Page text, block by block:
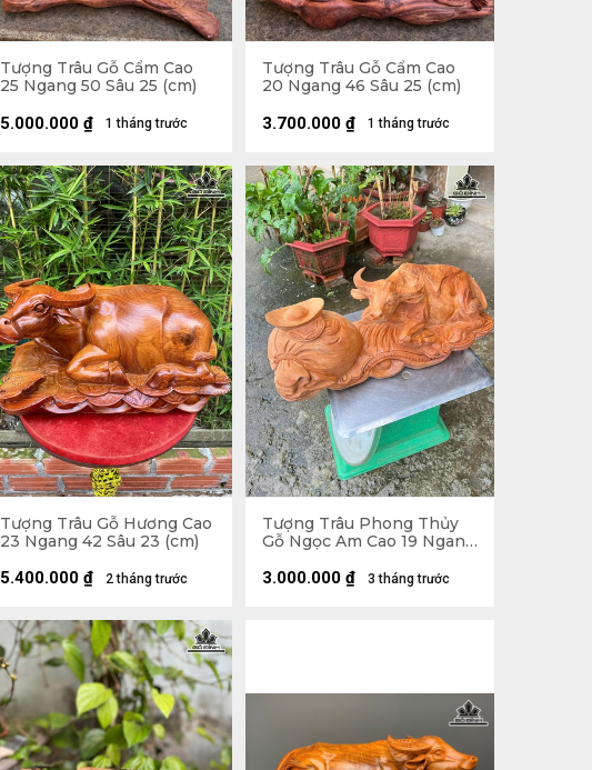
Tượng Trâu Gỗ Cẩm Cao
25 Ngang 50 Sâu 25 (cm)
1 tháng trước
5.000.000 ₫
Tượng Trâu Gỗ Cẩm Cao
20 Ngang 46 Sâu 25 (cm)
1 tháng trước
3.700.000 ₫
Tượng Trâu Gỗ Hương Cao
23 Ngang 42 Sâu 23 (cm)
2 tháng trước
5.400.000 ₫
Tượng Trâu Phong Thủy
Gỗ Ngọc Am Cao 19 Ngang
3 tháng trước
3.000.000 ₫